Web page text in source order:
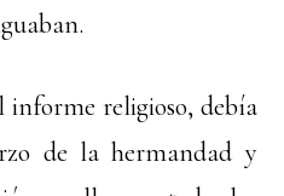
informe religioso, debía
de la hermandad y